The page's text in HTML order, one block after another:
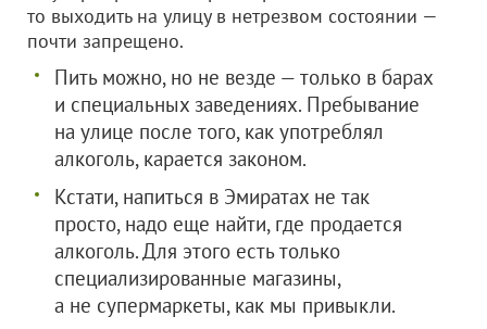
то выходить на улицу в нетрезвом состоянии —
почти запрещено.
Пить можно, но не везде — только в барах
и специальных заведениях. Пребывание
на улице после того, как употреблял
алкоголь, карается законом.
Кстати, напиться в Эмиратах не так
просто, надо еще найти, где продается
алкоголь. Для этого есть только
специализированные магазины,
а не супермаркеты, как мы привыкли.